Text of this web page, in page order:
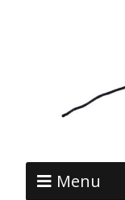
Menu